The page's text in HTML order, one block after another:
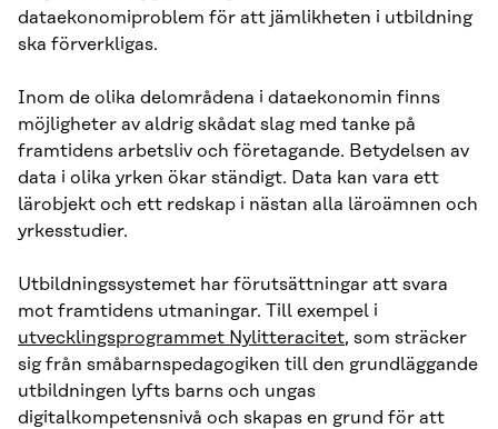
dataekonomiproblem för att jämlikheten i utbildning
ska förverkligas.
Inom de olika delområdena i dataekonomin finns
möjligheter av aldrig skådat slag med tanke på
framtidens arbetsliv och företagande. Betydelsen av
data i olika yrken ökar ständigt. Data kan vara ett
lärobjekt och ett redskap i nästan alla läroämnen och
yrkesstudier.
Utbildningssystemet har förutsättningar att svara
mot framtidens utmaningar. Till exempel i
utvecklingsprogrammet Nylitteracitet, som sträcker
sig från småbarnspedagogiken till den grundläggande
utbildningen lyfts barns och ungas
digitalkompetensnivå och skapas en grund för att